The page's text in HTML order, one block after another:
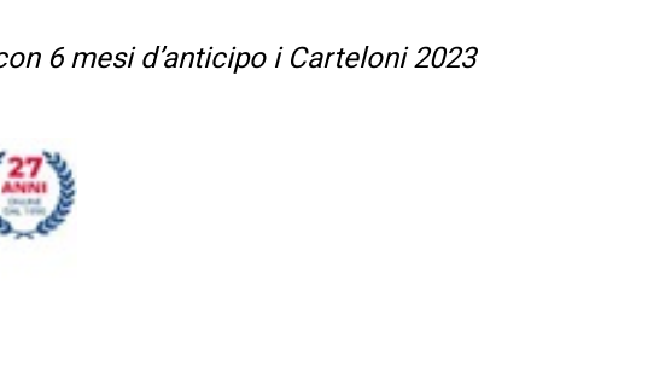
6 mesi d’anticipo i Carteloni 2023